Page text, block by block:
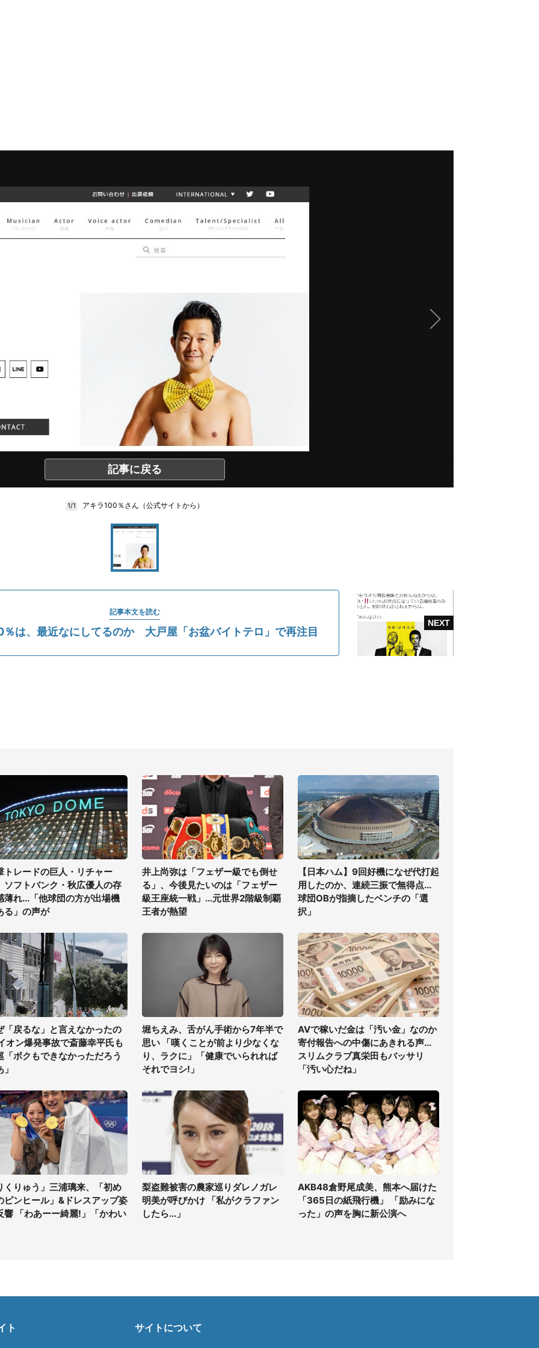
記事に戻る
1/1 アキラ100％さん（公式サイトから）
記事本文を読む
％は、最近なにしてるのか 大戸屋「お盆バイトテロ」で再注目
トレードの巨人・リチャー
ソフトバンク・秋広優人の存
薄れ...「他球団の方が出場機
る」の声が
井上尚弥は「フェザー級でも倒せ
る」、今後見たいのは「フェザー
級王座統一戦」...元世界2階級制覇
王者が熱望
【日本ハム】9回好機になぜ代打起
用したのか、連続三振で無得点...
球団OBが指摘したベンチの「選
択」
「戻るな」と言えなかったの
オン爆発事故で斎藤幸平氏も
「ボクもできなかっただろう
堀ちえみ、舌がん手術から7年半で
思い 「嘆くことが前より少なくな
り、ラクに」「健康でいられれば
それでヨシ!」
AVで稼いだ金は「汚い金」なのか
寄付報告への中傷にあきれる声...
スリムクラブ真栄田もバッサリ
「汚い心だね」
くりゅう」三浦璃来、「初め
ピンヒール」&ドレスアップ姿
響 「わあーー綺麗!」「かわい
梨盗難被害の農家巡りダレノガレ
明美が呼びかけ 「私がクラファン
したら...」
AKB48倉野尾成美、熊本へ届けた
「365日の紙飛行機」 「励みにな
った」の声を胸に新公演へ
ト サイトについて